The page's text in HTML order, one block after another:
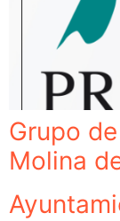
Grupo
Molina